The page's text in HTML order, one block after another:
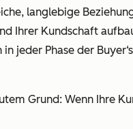
langlebige
Ihrer Kundschaft
in jederPhase der
Grund: Wenn Ihre